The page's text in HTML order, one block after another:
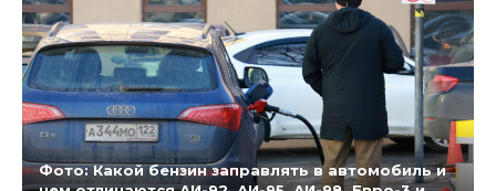
Фото: Какой бензин заправлять в автомобиль и